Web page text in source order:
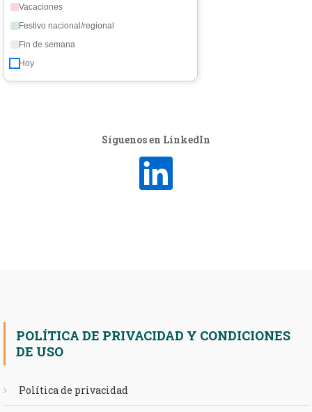
Vacaciones
Festivo nacional/regional
Fin de semana
Hoy
Síguenos en LinkedIn
POLÍTICA DE PRIVACIDAD Y CONDICIONES
DE USO
Política de privacidad